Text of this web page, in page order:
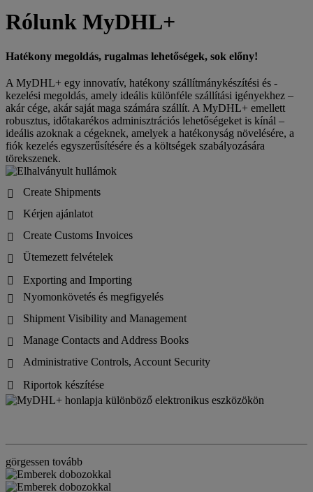
Rólunk MyDHL+
Hatékony megoldás, rugalmas lehetőségek, sok előny!
A MyDHL+ egy innovatív, hatékony szállítmánykészítési és -
kezelési megoldás, amely ideális különféle szállítási igényekhez –
akár cége, akár saját maga számára szállít. A MyDHL+ emellett
robusztus, időtakarékos adminisztrációs lehetőségeket is kínál –
ideális azoknak a cégeknek, amelyek a hatékonyság növelésére, a
fiók kezelés egyszerűsítésére és a költségek szabályozására
törekszenek.

Create Shipments

Kérjen ajánlatot

Create Customs Invoices

Ütemezett felvételek

Exporting and Importing

Nyomonkövetés és megfigyelés

Shipment Visibility and Management

Manage Contacts and Address Books

Administrative Controls, Account Security

Riportok készítése
görgessen tovább